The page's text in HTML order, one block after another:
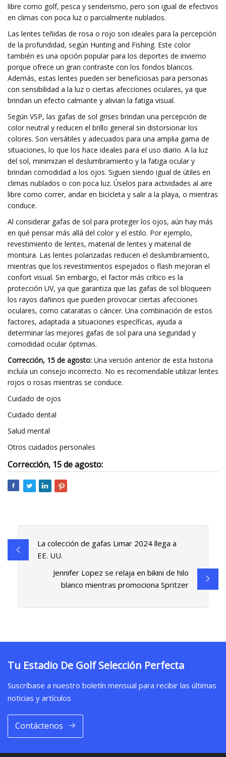
libre como golf, pesca y senderismo, pero son igual de efectivos
en climas con poca luz o parcialmente nublados.
Las lentes teñidas de rosa o rojo son ideales para la percepción
de la profundidad, según Hunting and Fishing. Este color
también es una opción popular para los deportes de invierno
porque ofrece un gran contraste con los fondos blancos.
Además, estas lentes pueden ser beneficiosas para personas
con sensibilidad a la luz o ciertas afecciones oculares, ya que
brindan un efecto calmante y alivian la fatiga visual.
Según VSP, las gafas de sol grises brindan una percepción de
color neutral y reducen el brillo general sin distorsionar los
colores. Son versátiles y adecuados para una amplia gama de
situaciones, lo que los hace ideales para el uso diario. A la luz
del sol, minimizan el deslumbramiento y la fatiga ocular y
brindan comodidad a los ojos. Siguen siendo igual de útiles en
climas nublados o con poca luz. Úselos para actividades al aire
libre como correr, andar en bicicleta y salir a la playa, o mientras
conduce.
Al considerar gafas de sol para proteger los ojos, aún hay más
en qué pensar más allá del color y el estilo. Por ejemplo,
revestimiento de lentes, material de lentes y material de
montura. Las lentes polarizadas reducen el deslumbramiento,
mientras que los revestimientos espejados o flash mejoran el
confort visual. Sin embargo, el factor más crítico es la
protección UV, ya que garantiza que las gafas de sol bloqueen
los rayos dañinos que pueden provocar ciertas afecciones
oculares, como cataratas o cáncer. Una combinación de estos
factores, adaptada a situaciones específicas, ayuda a
determinar las mejores gafas de sol para una seguridad y
comodidad ocular óptimas.
Corrección, 15 de agosto: Una versión anterior de esta historia
incluía un consejo incorrecto. No es recomendable utilizar lentes
rojos o rosas mientras se conduce.
Cuidado de ojos
Cuidado dental
Salud mental
Otros cuidados personales
Corrección, 15 de agosto:
La colección de gafas Limar 2024 llega a
EE. UU.
Jennifer Lopez se relaja en bikini de hilo
blanco mientras promociona Spritzer
Tu Estadio De Golf Selección Perfecta
Suscríbase a nuestro boletín mensual para recibir las últimas
noticias y artículos
Contáctenos